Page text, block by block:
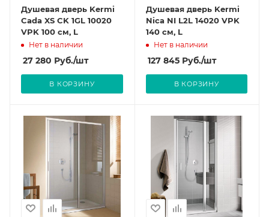
Душевая дверь Kermi
Cada XS CK 1GL 10020
VPK 100 см, L
Нет в наличии
27 280 Руб./шт
В КОРЗИНУ
Душевая дверь Kermi
Nica NI L2L 14020 VPK
140 см, L
Нет в наличии
127 845Руб./шт
В КОРЗИНУ